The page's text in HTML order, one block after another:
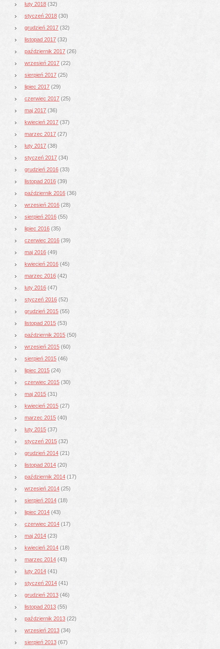
luty 2018 (32)
styczeń 2018 (30)
grudzień 2017 (32)
listopad 2017 (32)
październik 2017 (26)
wrzesień 2017 (22)
sierpień 2017 (25)
lipiec 2017 (29)
czerwiec 2017 (25)
maj 2017 (36)
kwiecień 2017 (37)
marzec 2017 (27)
luty 2017 (38)
styczeń 2017 (34)
grudzień 2016 (33)
listopad 2016 (39)
październik 2016 (36)
wrzesień 2016 (28)
sierpień 2016 (55)
lipiec 2016 (35)
czerwiec 2016 (39)
maj 2016 (49)
kwiecień 2016 (45)
marzec 2016 (42)
luty 2016 (47)
styczeń 2016 (52)
grudzień 2015 (55)
listopad 2015 (53)
październik 2015 (50)
wrzesień 2015 (60)
sierpień 2015 (46)
lipiec 2015 (24)
czerwiec 2015 (30)
maj 2015 (31)
kwiecień 2015 (27)
marzec 2015 (40)
luty 2015 (37)
styczeń 2015 (32)
grudzień 2014 (21)
listopad 2014 (20)
październik 2014 (17)
wrzesień 2014 (25)
sierpień 2014 (18)
lipiec 2014 (43)
czerwiec 2014 (17)
maj 2014 (23)
kwiecień 2014 (18)
marzec 2014 (43)
luty 2014 (41)
styczeń 2014 (41)
grudzień 2013 (46)
listopad 2013 (55)
październik 2013 (22)
wrzesień 2013 (34)
sierpień 2013 (67)